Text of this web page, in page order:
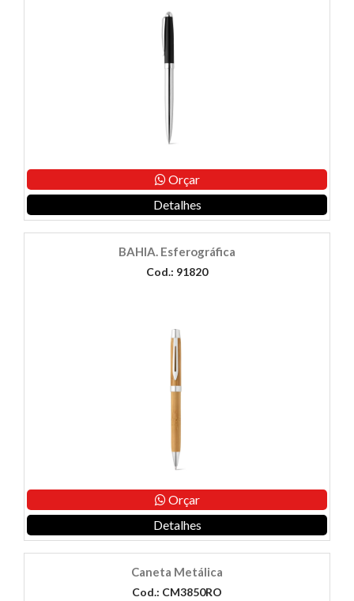
Orçar
Detalhes
BAHIA. Esferográfica
Cod.: 91820
Orçar
Detalhes
Caneta Metálica
Cod.: CM3850RO